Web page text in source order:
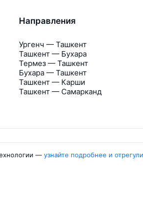
Направления
Ургенч — Ташкент
Ташкент — Бухара
Термез — Ташкент
Бухара — Ташкент
Ташкент — Карши
Ташкент — Самарканд
— узнайте подробнее и